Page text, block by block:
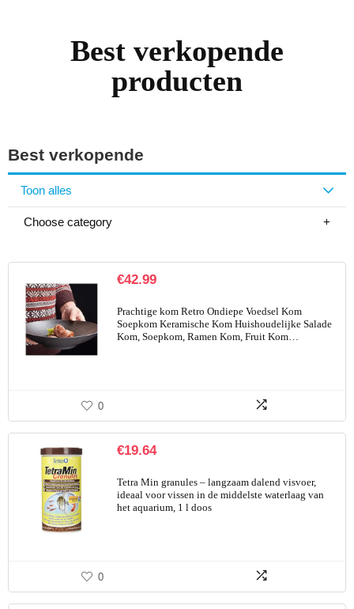
Best verkopende
producten
Best verkopende
Toon alles
Choose category
€42.99
Prachtige kom Retro Ondiepe Voedsel Kom
Soepkom Keramische Kom Huishoudelijke Salade
Kom, Soepkom, Ramen Kom, Fruit Kom…
0
€19.64
Tetra Min granules – langzaam dalend visvoer,
ideaal voor vissen in de middelste waterlaag van
het aquarium, 1 l doos
0